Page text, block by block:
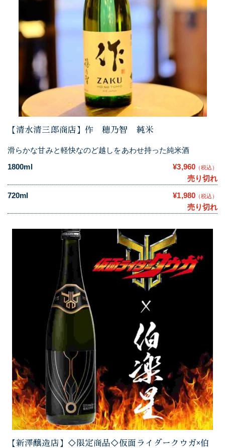
【清水清三郎商店】作 穂乃智 純米
滑らかな甘みと軽快なのど越しをあわせ持った純米酒
1800ml
¥3,960 （税込）
売り切れ
720ml
¥1,980 （税込）
売り切れ
【新澤醸造店】◇限定商品◇仮面ライダークウガ×伯